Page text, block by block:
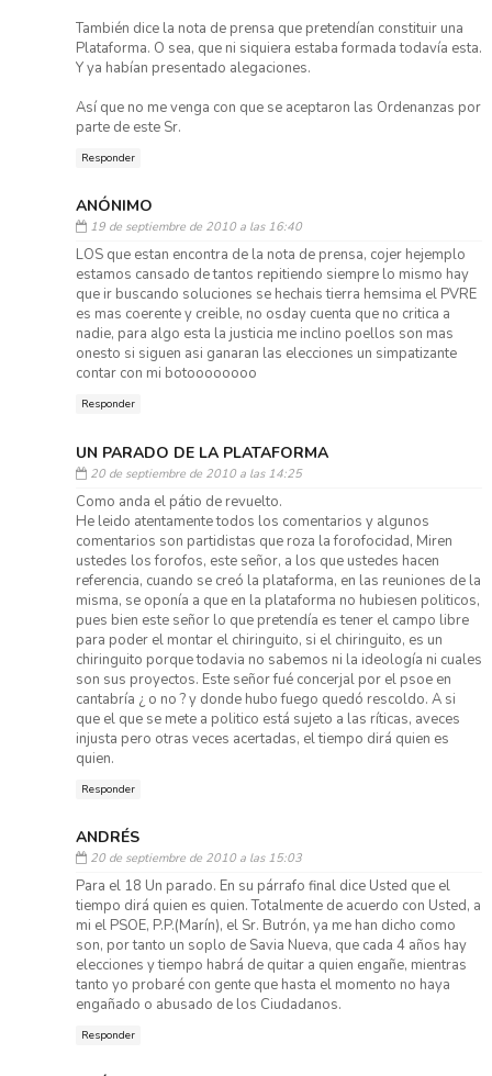
También dice la nota de prensa que pretendían constituir una
Plataforma. O sea, que ni siquiera estaba formada todavía esta.
Y ya habían presentado alegaciones.
Así que no me venga con que se aceptaron las Ordenanzas por
parte de este Sr.
Responder
ANÓNIMO
19 de septiembre de 2010 a las 16:40
LOS que estan encontra de la nota de prensa, cojer hejemplo
estamos cansado de tantos repitiendo siempre lo mismo hay
que ir buscando soluciones se hechais tierra hemsima el PVRE
es mas coerente y creible, no osday cuenta que no critica a
nadie, para algo esta la justicia me inclino poellos son mas
onesto si siguen asi ganaran las elecciones un simpatizante
contar con mi botoooooooo
Responder
UN PARADO DE LA PLATAFORMA
20 de septiembre de 2010 a las 14:25
Como anda el pátio de revuelto.
He leido atentamente todos los comentarios y algunos
comentarios son partidistas que roza la forofocidad, Miren
ustedes los forofos, este señor, a los que ustedes hacen
referencia, cuando se creó la plataforma, en las reuniones de la
misma, se oponía a que en la plataforma no hubiesen politicos,
pues bien este señor lo que pretendía es tener el campo libre
para poder el montar el chiringuito, si el chiringuito, es un
chiringuito porque todavia no sabemos ni la ideología ni cuales
son sus proyectos. Este señor fué concerjal por el psoe en
cantabría ¿ o no ? y donde hubo fuego quedó rescoldo. A si
que el que se mete a politico está sujeto a las ríticas, aveces
injusta pero otras veces acertadas, el tiempo dirá quien es
quien.
Responder
ANDRÉS
20 de septiembre de 2010 a las 15:03
Para el 18 Un parado. En su párrafo final dice Usted que el
tiempo dirá quien es quien. Totalmente de acuerdo con Usted, a
mi el PSOE, P.P.(Marín), el Sr. Butrón, ya me han dicho como
son, por tanto un soplo de Savia Nueva, que cada 4 años hay
elecciones y tiempo habrá de quitar a quien engañe, mientras
tanto yo probaré con gente que hasta el momento no haya
engañado o abusado de los Ciudadanos.
Responder